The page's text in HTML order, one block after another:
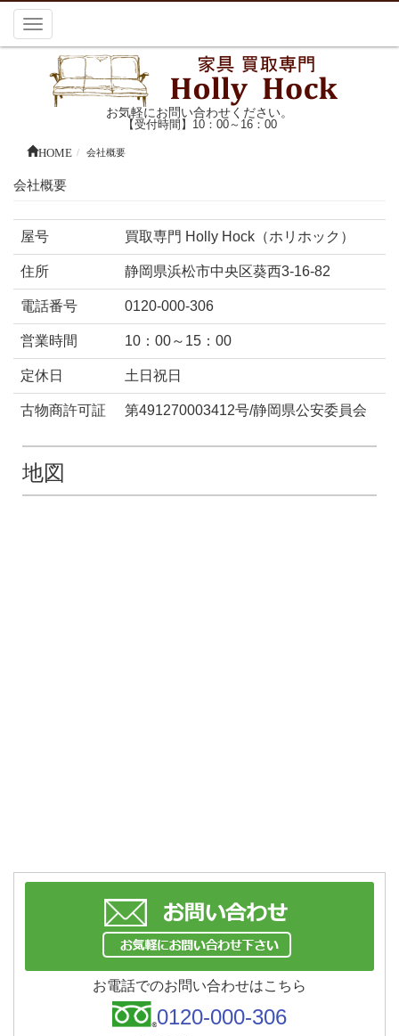
お気軽にお問い合わせください。
【受付時間】10：00～16：00
Toggle
navigation
HOME 会社概要
会社概要
屋号 買取専門 Holly Hock（ホリホック）
住所 静岡県浜松市中央区葵西3-16-82
電話番号 0120-000-306
営業時間 10：00～15：00
定休日 土日祝日
古物商許可証 第491270003412号/静岡県公安委員会
地図
お電話でのお問い合わせはこちら
0120-000-306